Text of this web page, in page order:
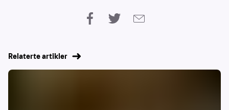
Relaterte artikler